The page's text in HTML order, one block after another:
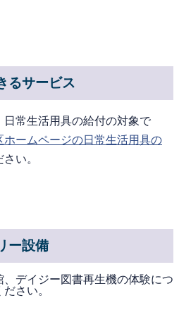
るサービス
常生活用具の給付の対象で
ホームページの日常生活用具の
い。
ー設備
、デイジー図書再生機の体験につ
さい。